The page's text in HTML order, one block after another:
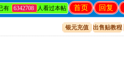
回复
首页
有 6342708 人看过本帖
银元充值 出售贴教程